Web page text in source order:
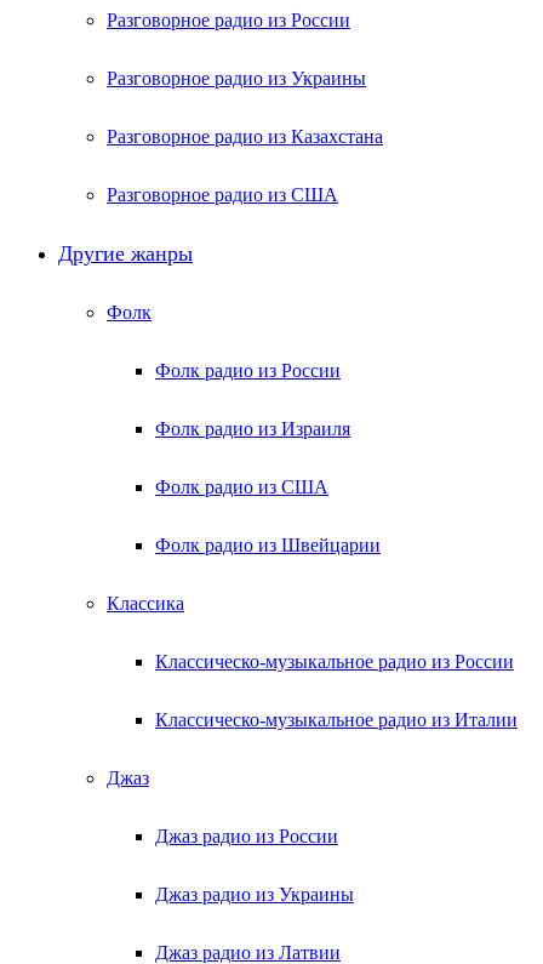
Разговорное радио из России
Разговорное радио из Украины
Разговорное радио из Казахстана
Разговорное радио из США
Другие жанры
Фолк
Фолк радио из России
Фолк радио из Израиля
Фолк радио из США
Фолк радио из Швейцарии
Классика
Классическо-музыкальное радио из России
Классическо-музыкальное радио из Италии
Джаз
Джаз радио из России
Джаз радио из Украины
Джаз радио из Латвии